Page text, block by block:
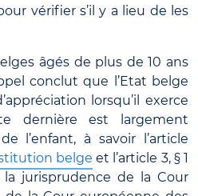
vérifier s’il y a lieu de les
âgés de plus de 10 ans
conclut que l’Etat belge
lorsqu’il exerce
dernière est largement
l’enfant, à savoir l’article
belge et l’article 3, § 1
la jurisprudence de la Cour